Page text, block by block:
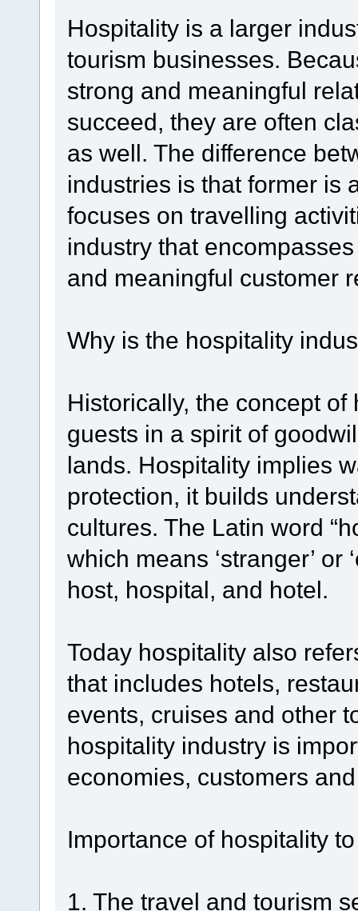
Hospitality is a larger
tourism businesses.
strong and meaningful
succeed, they are often
as well. The difference
industries is that former is
focuses on travelling
industry that
and meaningful customer
Why is the hospitality
Historically, the concept
guests in a spirit of
lands. Hospitality implies
protection, it builds
cultures. The Latin word
which means ‘stranger’ or
host, hospital, and hotel.
Today hospitality also
that includes hotels,
events, cruises and other
hospitality industry is
economies, customers
Importance of hospitality
1. The travel and tourism